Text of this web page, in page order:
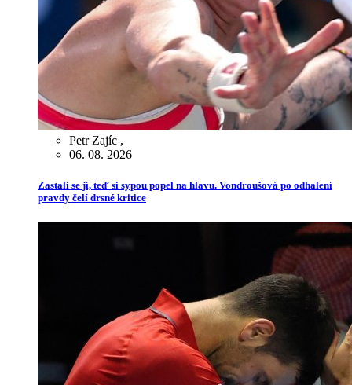
Petr Zajíc ,
06. 08. 2026
Zastali se jí, teď si sypou popel na hlavu. Vondroušová po odhalení
pravdy čelí drsné kritice